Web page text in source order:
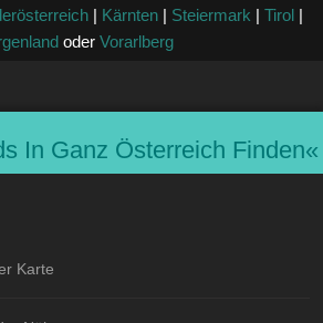
Kärnten Steiermark Tirol
oder Vorarlberg
In Ganz Österreich Finden«
Karte